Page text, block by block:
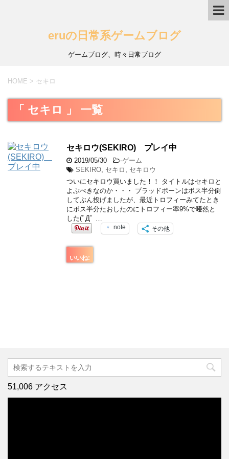
eruの日常系ゲームブログ
ゲームブログ、時々日常ブログ
HOME > セキロ
「 セキロ 」 一覧
セキロウ(SEKIRO) プレイ中
2019/05/30 -ゲーム
SEKIRO セキロ
セキロウ
ついにセキロウ買いました！！ タイトルはセキロと
よぶべきなのか・・・ ブラッドボーンはボス半分倒
してぶん投げましたが、最近トロフィーみてたとき
にボス半分たおしたのにトロフィー率9%で唖然と
した(ﾟДﾟ …
note その他
いいね:
51,006 アクセス